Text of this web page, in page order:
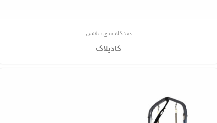
دستگاه های پیلاتس
کادیلاک